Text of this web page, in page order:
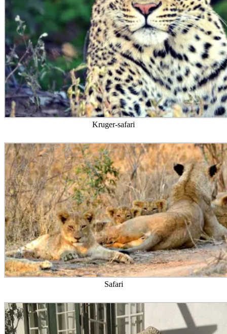
Kruger-safari
Safari